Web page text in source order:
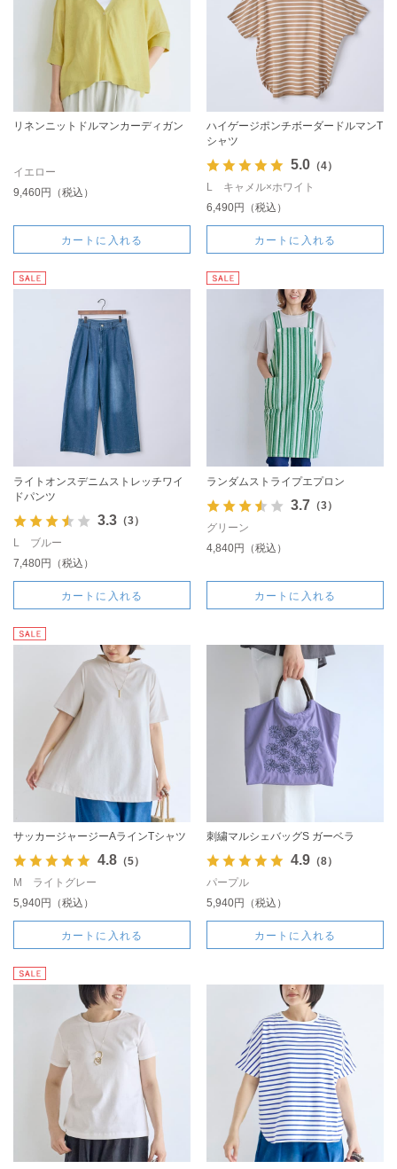
リネンニットドルマンカーディガン
イエロー
9,460円（税込）
カートに入れる
ハイゲージポンチボーダードルマンT
シャツ
5.0（4）
L キャメル×ホワイト
6,490円（税込）
カートに入れる
ライトオンスデニムストレッチワイ
ドパンツ
3.3（3）
L ブルー
7,480円（税込）
カートに入れる
ランダムストライプエプロン
3.7 （3）
グリーン
4,840円（税込）
カートに入れる
サッカージャージーAラインTシャツ
4.8（5）
M ライトグレー
5,940円（税込）
カートに入れる
刺繍マルシェバッグS ガーベラ
4.9（8）
パープル
5,940円（税込）
カートに入れる